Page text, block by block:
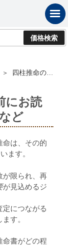
四柱推命の専門書を売る前にお読みください ―買取の秘訣など
にお読
ど
命は、その的
ます。
が限られ、再
が見込めるジ
につながる
す。
命書がどの程